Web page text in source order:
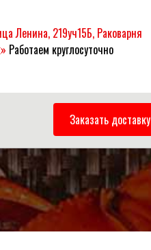
Ленина, 219уч15Б, Раковарня
Работаем круглосуточно
Заказать доставку